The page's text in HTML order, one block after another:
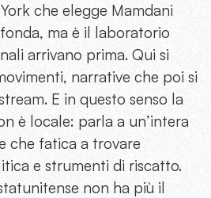
che elegge Mamdani
ma è il laboratorio
arrivano prima. Qui si
narrative che poi si
E in questo senso la
è locale: parla a un’intera
che fatica a trovare
e strumenti di riscatto.
non ha più il